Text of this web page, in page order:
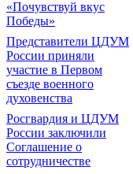
«Почувствуй вкус
Победы»
Представители ЦДУМ
России приняли
участие в Первом
съезде военного
духовенства
Росгвардия и ЦДУМ
России заключили
Соглашение о
сотрудничестве